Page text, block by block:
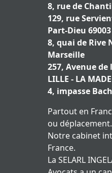
8, rue de
129, rue
Part-Dieu
8, quai de Rive
Marseille
257, Avenue de
LILLE - LA
4, impasse
Partout en
ou déplacement.
Notre cabinet
France.
La SELARL